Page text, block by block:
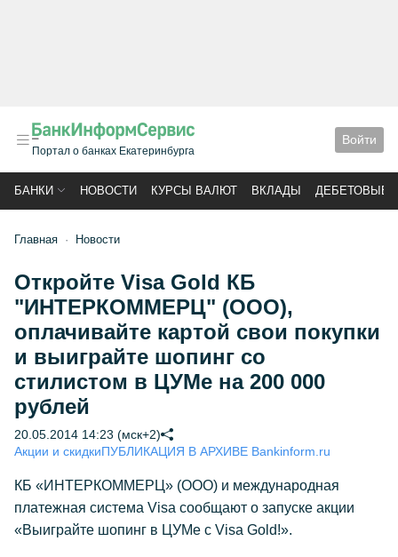
Портал о банках Екатеринбурга
Войти
БАНКИ НОВОСТИ КУРСЫ ВАЛЮТ ВКЛАДЫ ДЕБЕТОВЫЕ
Главная Новости
Откройте Visa Gold КБ
"ИНТЕРКОММЕРЦ" (ООО),
оплачивайте картой свои покупки
и выиграйте шопинг со
стилистом в ЦУМе на 200 000
рублей
20.05.2014 14:23 (мск+2)
Акции и скидкиПУБЛИКАЦИЯ В АРХИВЕ Bankinform.ru
КБ «ИНТЕРКОММЕРЦ» (ООО) и международная
платежная система Visa сообщают о запуске акции
«Выиграйте шопинг в ЦУМе с Visa Gold!».